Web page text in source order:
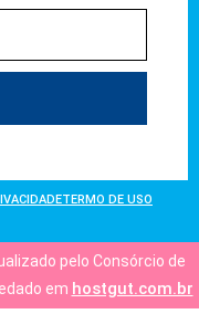
TERMO DE USO
pelo Consórcio de
em hostgut.com.br